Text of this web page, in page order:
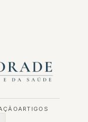
ARTIGOS